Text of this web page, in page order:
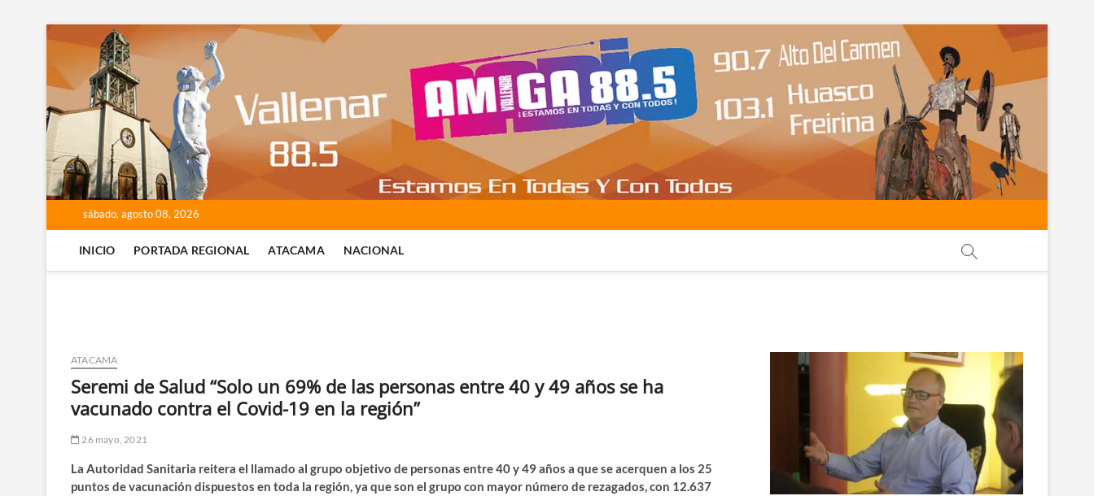
contenido
sábado, agosto 08, 2026
INICIO PORTADA REGIONAL ATACAMA NACIONAL
ATACAMA
Seremi de Salud “Solo un 69% de las personas entre 40 y 49 años se ha
vacunado contra el Covid-19 en la región”
26 mayo, 2021
La Autoridad Sanitaria reitera el llamado al grupo objetivo de personas entre 40 y 49 años a que se acerquen a los 25
puntos de vacunación dispuestos en toda la región, ya que son el grupo con mayor número de rezagados, con 12.637